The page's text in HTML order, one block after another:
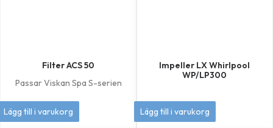
Filter ACS 50
Passar Viskan Spa S-serien
449kr
Lägg till i varukorg
Impeller LX Whirlpool
WP/LP300
349kr
Lägg till i varukorg